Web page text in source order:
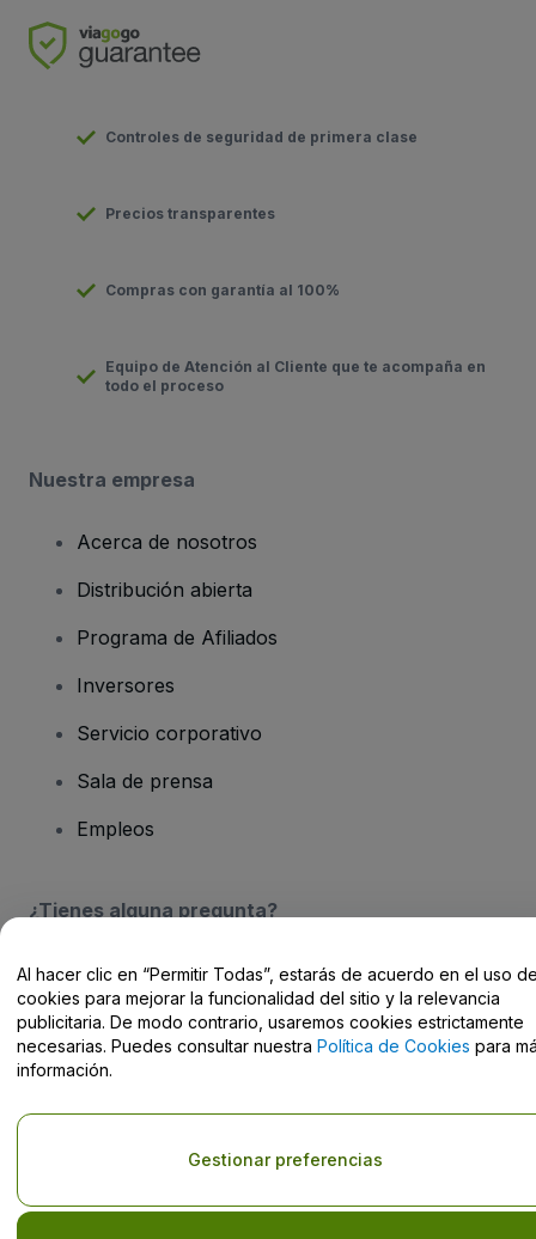
Controles de seguridad de primera clase
Precios transparentes
Compras con garantía al 100%
Equipo de Atención al Cliente que te acompaña en
todo el proceso
Nuestra empresa
Acerca de nosotros
Distribución abierta
Programa de Afiliados
Inversores
Servicio corporativo
Sala de prensa
Empleos
¿Tienes alguna pregunta?
Centro de Ayuda / Contacto
Derechos reservados © viagogo Entertainment Inc 2026 Datos de
Política de Privacidad, de laPolítica de Cookies
No compartir mi información personal ni tus opciones de
Al hacer clic en “Permitir Todas”, estarás de acuerdo en el uso
cookies para mejorar la funcionalidad del sitio y la relevancia
publicitaria. De modo contrario, usaremos cookies estrictamente
necesarias. Puedes consultar nuestra Política de Cookies para
información.
Gestionar preferencias